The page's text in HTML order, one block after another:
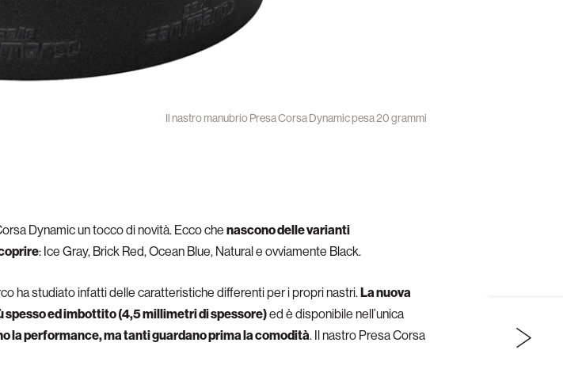
Il nastro manubrio Presa Corsa Dynamic pesa 20 grammi
Dynamic un tocco di novità. Ecco che nascono delle varianti
: Ice Gray, Brick Red, Ocean Blue, Natural e ovviamente Black.
ha studiato infatti delle caratteristiche differenti per i propri nastri.La nuova
spesso ed imbottito (4,5 millimetri di spessore)ed è disponibile nell’unica
la performance, ma tanti guardano prima la comodità. Il nastro Presa Corsa